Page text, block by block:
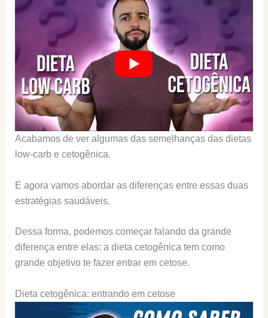
Acabamos de ver algumas das semelhanças das dietas
low-carb e cetogênica.
E agora vamos abordar as diferenças entre essas duas
estratégias saudáveis.
Dessa forma, podemos começar falando da grande
diferença entre elas: a dieta cetogênica tem como
grande objetivo te fazer entrar em cetose.
Dieta cetogênica: entrando em cetose